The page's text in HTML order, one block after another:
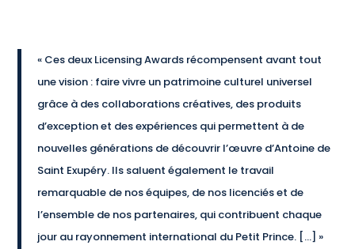
« Ces deux Licensing Awards récompensent avant tout
une vision : faire vivre un patrimoine culturel universel
grâce à des collaborations créatives, des produits
d’exception et des expériences qui permettent à de
nouvelles générations de découvrir l’œuvre d’Antoine de
Saint Exupéry. Ils saluent également le travail
remarquable de nos équipes, de nos licenciés et de
l’ensemble de nos partenaires, qui contribuent chaque
jour au rayonnement international du Petit Prince. […] »